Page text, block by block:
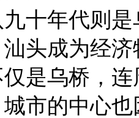
九十年代则
头成为经
是乌桥，
市的中心